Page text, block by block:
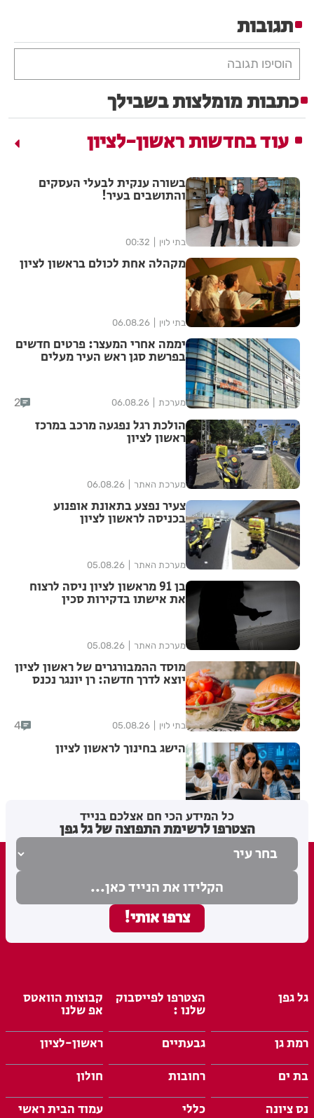
תגובות
הוסיפו תגובה
כתבות מומלצות בשבילך
עוד בחדשות ראשון-לציון
בשורה ענקית לבעלי העסקים
והתושבים בעיר!
בתי לוין 00:32
מקהלה אחת לכולם בראשון לציון
בתי לוין 06.08.26
יממה אחרי המעצר: פרטים חדשים
בפרשת סגן ראש העיר מעלים
מערכת 06.08.26
2
הולכת רגל נפגעה מרכב במרכז
ראשון לציון
מערכת האתר 06.08.26
צעיר נפצע בתאונת אופנוע
בכניסה לראשון לציון
מערכת האתר 05.08.26
בן 91 מראשון לציון ניסה לרצוח
את אישתו בדקירות סכין
מערכת האתר 05.08.26
מוסד ההמבורגרים של ראשון לציון
יוצא לדרך חדשה: רן יונגר נכנס
בתי לוין 05.08.26
4
הישג בחינוך לראשון לציון
כל המידע הכי חם אצלכם בנייד
הצטרפו לרשימת התפוצה של גל גפן
גל גפן הצטרפו לפייסבוק
שלנו :
קבוצות הוואטס
אפ שלנו
רמת גן
גבעתיים
ראשון-לציון
בת ים
רחובות
חולון
נס ציונה
כללי עמוד הבית ראשי